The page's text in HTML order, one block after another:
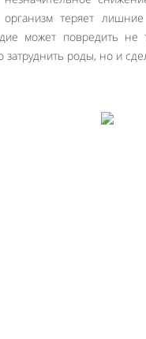
теряет
может повредить не
затруднить роды, но и